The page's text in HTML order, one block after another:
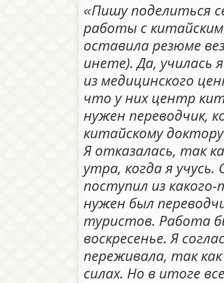
«Пишу поделиться
работы с
оставила резюме
инете). Да, училась
из медицинского
что у них центр
нужен переводчик,
китайскому
Я отказалась, так
утра, когда я
поступил из
нужен был
туристов. Работа
воскресенье. Я
переживала, так
силах. Но в итоге